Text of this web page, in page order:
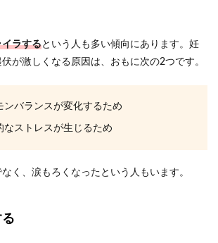
ラするという人も多い傾向にあります。妊
が激しくなる原因は、おもに次の2つです。
ンバランスが変化するため
なストレスが生じるため
く、涙もろくなったという人もいます。